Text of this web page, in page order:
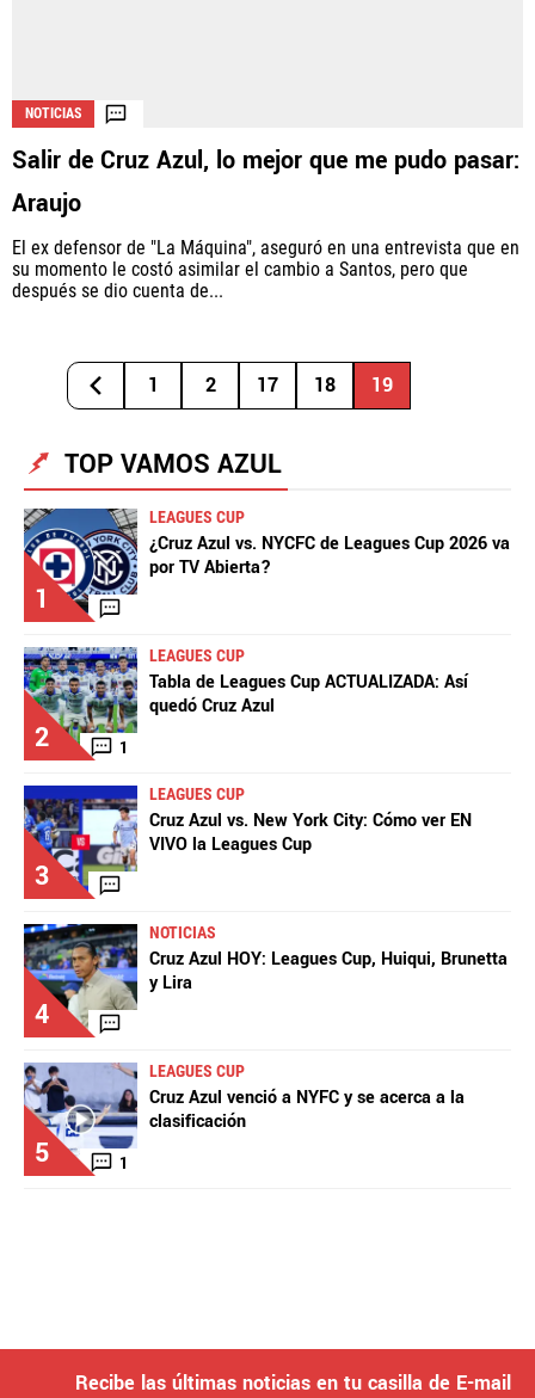
NOTICIAS
Salir de Cruz Azul, lo mejor que me pudo pasar:
Araujo
El ex defensor de "La Máquina", aseguró en una entrevista que en
su momento le costó asimilar el cambio a Santos, pero que
después se dio cuenta de...
1 2 17 18 19
TOP VAMOS AZUL
1
LEAGUES CUP
¿Cruz Azul vs. NYCFC de Leagues Cup 2026 va
por TV Abierta?
2 1
LEAGUES CUP
Tabla de Leagues Cup ACTUALIZADA: Así
quedó Cruz Azul
3
LEAGUES CUP
Cruz Azul vs. New York City: Cómo ver EN
VIVO la Leagues Cup
4
NOTICIAS
Cruz Azul HOY: Leagues Cup, Huiqui, Brunetta
y Lira
5 1
LEAGUES CUP
Cruz Azul venció a NYFC y se acerca a la
clasificación
Recibe las últimas noticias en tu casilla de E-mail